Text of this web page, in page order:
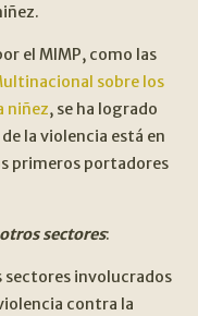
el MIMP, como las
sobre los
niñez, se ha logrado
la violencia está en
primeros portadores
sectores:
sectores involucrados
contra la